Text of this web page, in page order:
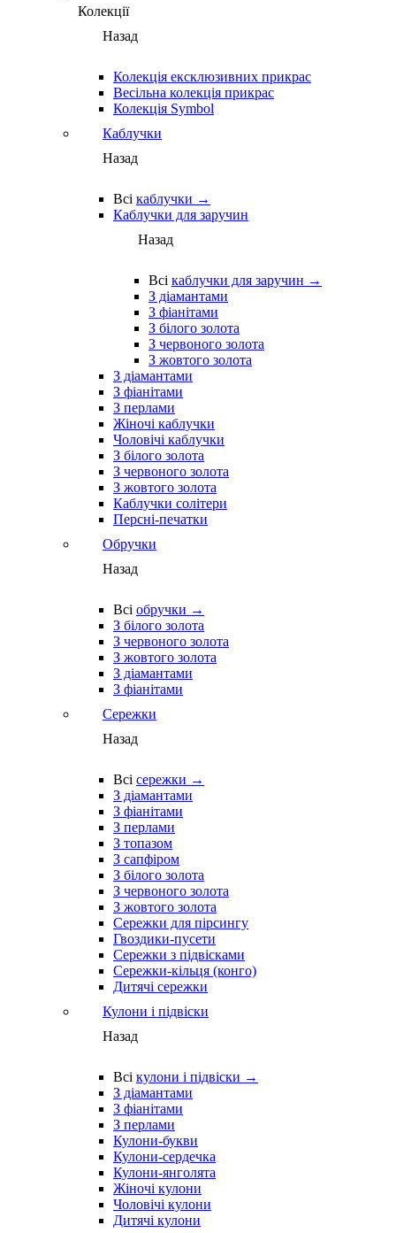
Колекції
Назад
Колекція ексклюзивних прикрас
Весільна колекція прикрас
Колекція Symbol
Каблучки
Назад
Всі каблучки →
Каблучки для заручин
Назад
Всі каблучки для заручин →
З діамантами
З фіанітами
З білого золота
З червоного золота
З жовтого золота
З діамантами
З фіанітами
З перлами
Жіночі каблучки
Чоловічі каблучки
З білого золота
З червоного золота
З жовтого золота
Каблучки солітери
Персні-печатки
Обручки
Назад
Всі обручки →
З білого золота
З червоного золота
З жовтого золота
З діамантами
З фіанітами
Сережки
Назад
Всі сережки →
З діамантами
З фіанітами
З перлами
З топазом
З сапфіром
З білого золота
З червоного золота
З жовтого золота
Сережки для пірсингу
Гвоздики-пусети
Сережки з підвісками
Сережки-кільця (конго)
Дитячі сережки
Кулони і підвіски
Назад
Всі кулони і підвіски →
З діамантами
З фіанітами
З перлами
Кулони-букви
Кулони-сердечка
Кулони-янголята
Жіночі кулони
Чоловічі кулони
Дитячі кулони